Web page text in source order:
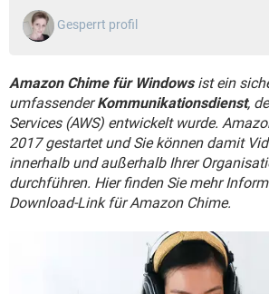
Gesperrt profil
Amazon Chime für Windowsist ein
umfassenderKommunikationsdienst,
Services (AWS) entwickelt wurde.
2017 gestartet und Sie können damit
innerhalb und außerhalb Ihrer
durchführen. Hier finden Sie mehr
Download-Link für Amazon Chime.